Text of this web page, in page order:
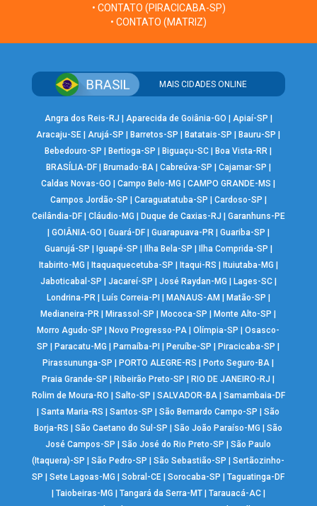
• CONTATO (PIRACICABA-SP)
• CONTATO (MATRIZ)
MAIS CIDADES ONLINE
Angra dos Reis-RJ Aparecida de Goiânia-GO Apiaí-SP
Aracaju-SE |Arujá-SP Barretos-SP Batatais-SP Bauru-SP
Bebedouro-SP
Bertioga-SP Biguaçu-SC Boa Vista-RR
BRASÍLIA-DF| Brumado-BA| Cabreúva-SP Cajamar-SP
Caldas Novas-GO
|Campo Belo-MG |CAMPO GRANDE-MS
Campos Jordão-SP
Caraguatatuba-SP Cardoso-SP
Ceilândia-DF| Cláudio-MG Duque de Caxias-RJ
Garanhuns-PE
GOIÂNIA-GO Guará-DF| Guarapuava-PR| Guariba-SP
Guarujá-SP
Iguapé-SP Ilha Bela-SP Ilha Comprida-SP
Itabirito-MG
Itaquaquecetuba-SP Itaqui-RS Ituiutaba-MG
Jaboticabal-SP
Jacareí-SP José Raydan-MG Lages-SC|
Londrina-PR| Luís Correia-PI MANAUS-AM Matão-SP
Medianeira-PR
Mirassol-SP Mococa-SP Monte Alto-SP
Morro Agudo-SP
Novo Progresso-PA |Olímpia-SP |Osasco-
SP
Paracatu-MG Parnaíba-PI Peruíbe-SP Piracicaba-SP
Pirassununga-SP
PORTO ALEGRE-RS Porto Seguro-BA
Praia Grande-SP
Ribeirão Preto-SP RIO DE JANEIRO-RJ
Rolim de Moura-RO
Salto-SP SALVADOR-BA| Samambaia-DF
|Santa Maria-RS |Santos-SP |São Bernardo Campo-SP |São
Borja-RS
|São Caetano do Sul-SP |São João Paraíso-MG |São
José Campos-SP
|São José do Rio Preto-SP |São Paulo
(Itaquera)-SP
|São Pedro-SP |São Sebastião-SP |Sertãozinho-
SP
|Sete Lagoas-MG |Sobral-CE |Sorocaba-SP |Taguatinga-DF
Taiobeiras-MG Tangará da Serra-MT| Tarauacá-AC|